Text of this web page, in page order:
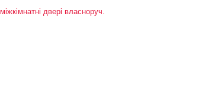
двері власноруч.